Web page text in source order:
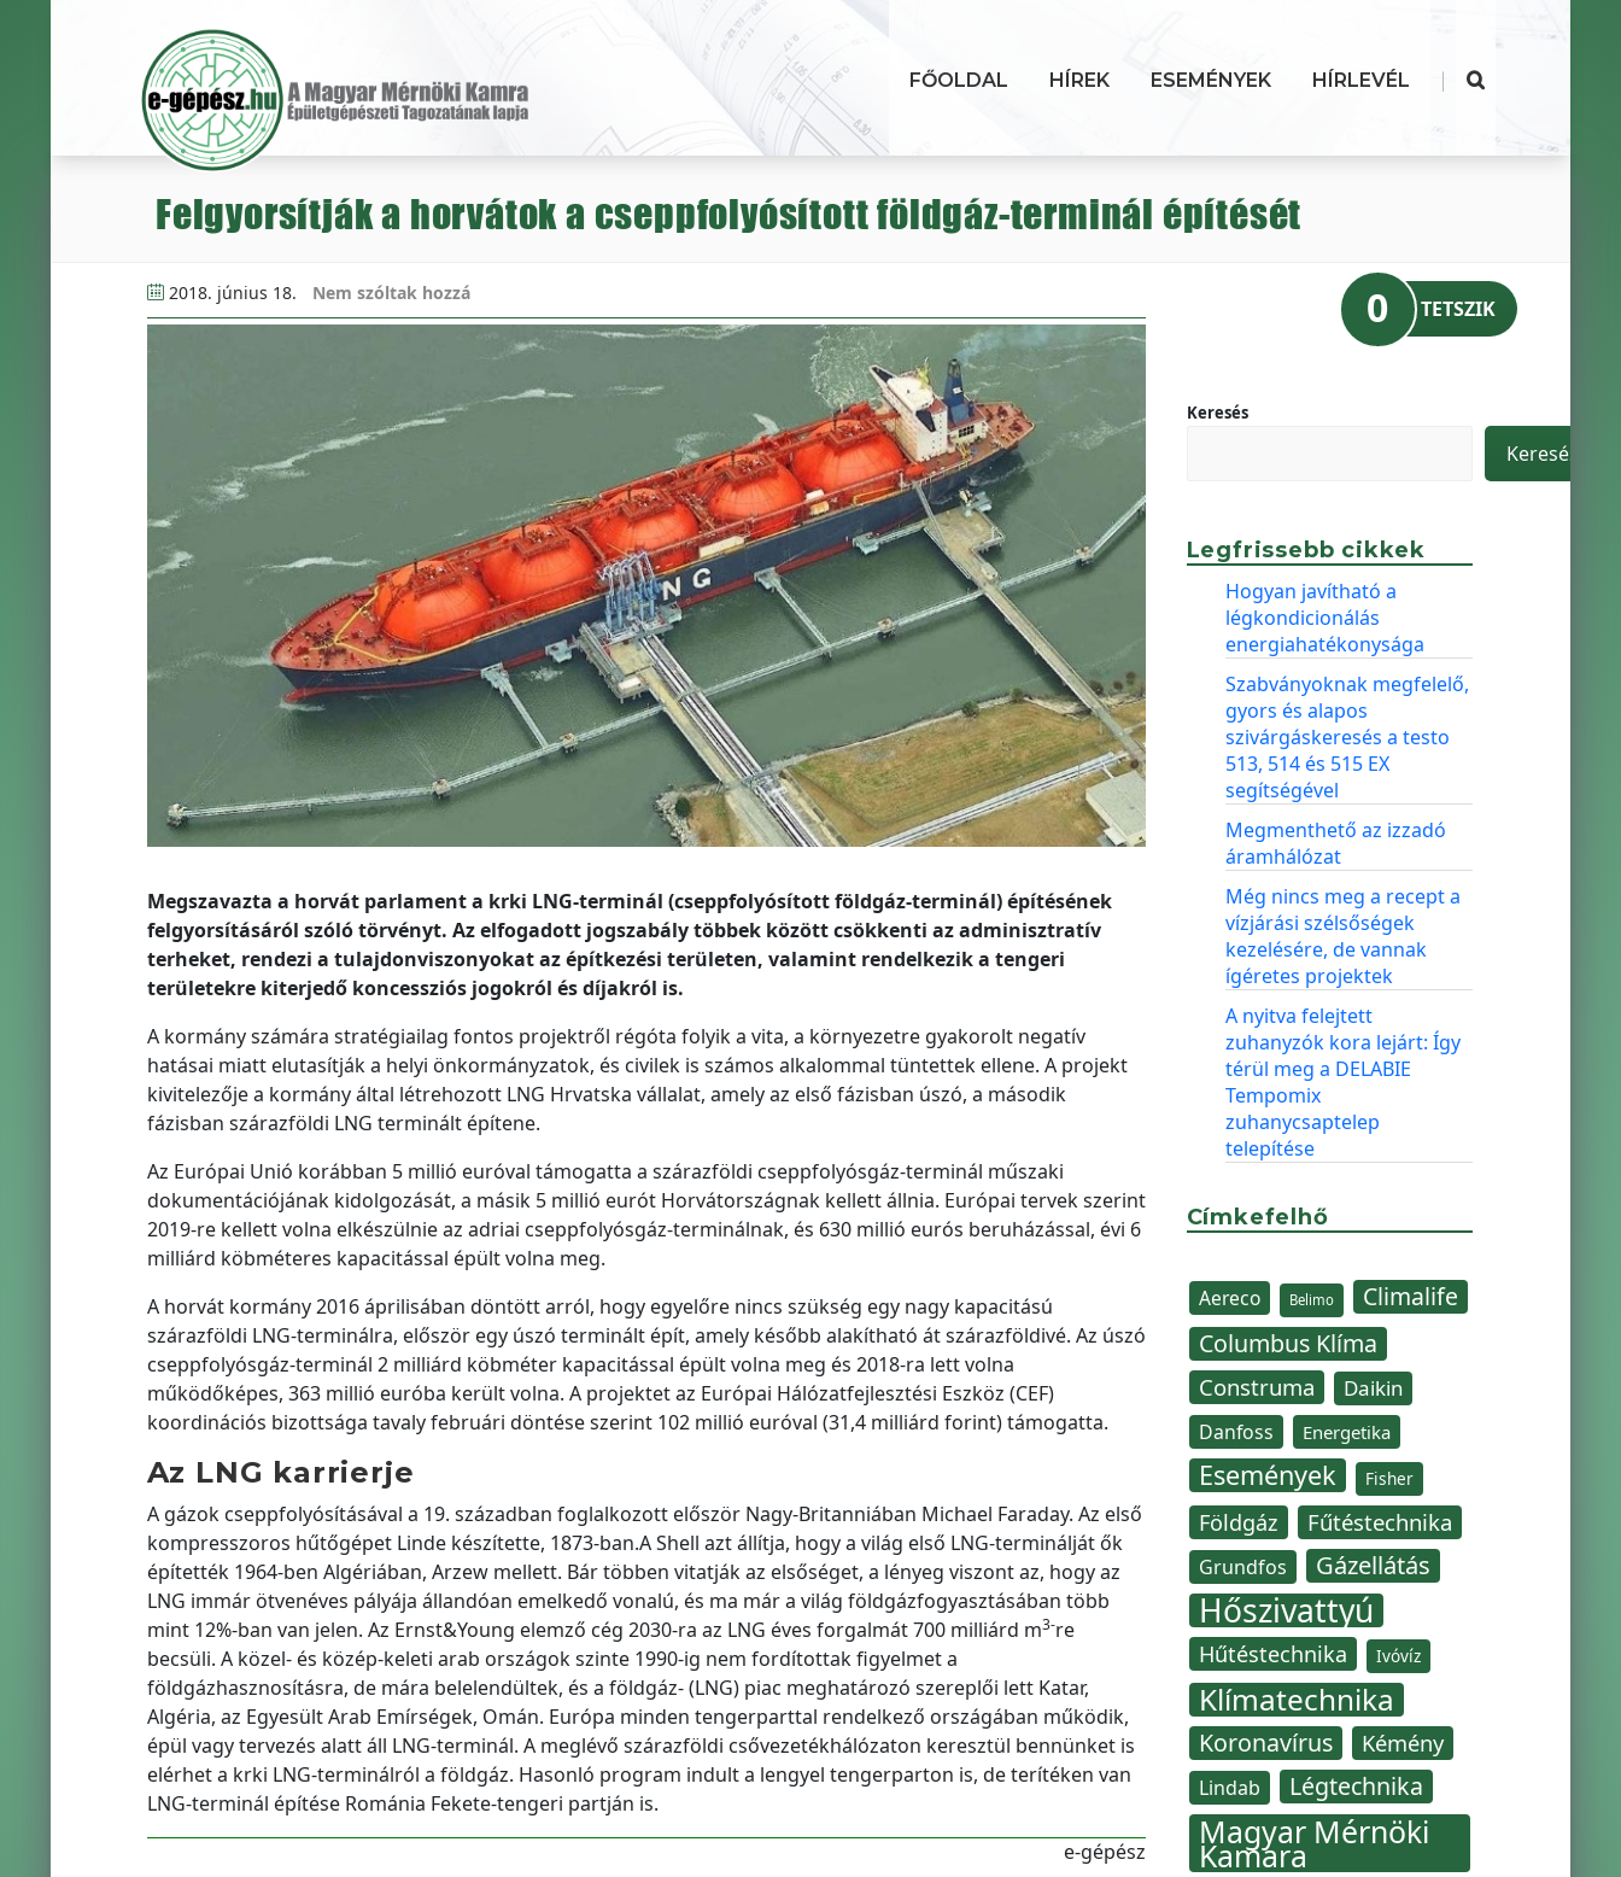
FŐOLDAL HÍREK ESEMÉNYEK HÍRLEVÉL |
Felgyorsítják a horvátok a cseppfolyósított földgáz-terminál építését
2018. június 18. Nem szóltak hozzá
Megszavazta a horvát parlament a krki LNG-terminál (cseppfolyósított földgáz-terminál) építésének
felgyorsításáról szóló törvényt. Az elfogadott jogszabály többek között csökkenti az adminisztratív
terheket, rendezi a tulajdonviszonyokat az építkezési területen, valamint rendelkezik a tengeri
területekre kiterjedő koncessziós jogokról és díjakról is.
A kormány számára stratégiailag fontos projektről régóta folyik a vita, a környezetre gyakorolt negatív
hatásai miatt elutasítják a helyi önkormányzatok, és civilek is számos alkalommal tüntettek ellene. A projekt
kivitelezője a kormány által létrehozott LNG Hrvatska vállalat, amely az első fázisban úszó, a második
fázisban szárazföldi LNG terminált építene.
Az Európai Unió korábban 5 millió euróval támogatta a szárazföldi cseppfolyósgáz-terminál műszaki
dokumentációjának kidolgozását, a másik 5 millió eurót Horvátországnak kellett állnia. Európai tervek szerint
2019-re kellett volna elkészülnie az adriai cseppfolyósgáz-terminálnak, és 630 millió eurós beruházással, évi 6
milliárd köbméteres kapacitással épült volna meg.
A horvát kormány 2016 áprilisában döntött arról, hogy egyelőre nincs szükség egy nagy kapacitású
szárazföldi LNG-terminálra, először egy úszó terminált épít, amely később alakítható át szárazföldivé. Az úszó
cseppfolyósgáz-terminál 2 milliárd köbméter kapacitással épült volna meg és 2018-ra lett volna
működőképes, 363 millió euróba került volna. A projektet az Európai Hálózatfejlesztési Eszköz (CEF)
koordinációs bizottsága tavaly februári döntése szerint 102 millió euróval (31,4 milliárd forint) támogatta.
Az LNG karrierje
A gázok cseppfolyósításával a 19. században foglalkozott először Nagy-Britanniában Michael Faraday. Az első
kompresszoros hűtőgépet Linde készítette, 1873-ban.A Shell azt állítja, hogy a világ első LNG-terminálját ők
építették 1964-ben Algériában, Arzew mellett. Bár többen vitatják az elsőséget, a lényeg viszont az, hogy az
LNG immár ötvenéves pályája állandóan emelkedő vonalú, és ma már a világ földgázfogyasztásában több
mint 12%-ban van jelen. Az Ernst&Young elemző cég 2030-ra az LNG éves forgalmát 700 milliárd m3-re
becsüli. A közel- és közép-keleti arab országok szinte 1990-ig nem fordítottak figyelmet a
földgázhasznosításra, de mára belelendültek, és a földgáz- (LNG) piac meghatározó szereplői lett Katar,
Algéria, az Egyesült Arab Emírségek, Omán. Európa minden tengerparttal rendelkező országában működik,
épül vagy tervezés alatt áll LNG-terminál. A meglévő szárazföldi csővezetékhálózaton keresztül bennünket is
elérhet a krki LNG-terminálról a földgáz. Hasonló program indult a lengyel tengerparton is, de terítéken van
LNG-terminál építése Románia Fekete-tengeri partján is.
e-gépész
0 TETSZIK
Keresés
Keresés
Legfrissebb cikkek
Hogyan javítható a
légkondicionálás
energiahatékonysága
Szabványoknak megfelelő,
gyors és alapos
szivárgáskeresés a testo
513, 514 és 515 EX
segítségével
Megmenthető az izzadó
áramhálózat
Még nincs meg a recept a
vízjárási szélsőségek
kezelésére, de vannak
ígéretes projektek
A nyitva felejtett
zuhanyzók kora lejárt: Így
térül meg a DELABIE
Tempomix
zuhanycsaptelep
telepítése
Címkefelhő
Aereco Belimo
Climalife
Columbus Klíma
Construma Daikin
Danfoss Energetika
Események Fisher
Földgáz Fűtéstechnika
Grundfos Gázellátás
Hőszivattyú
Hűtéstechnika Ivóvíz
Klímatechnika
Koronavírus Kémény
Lindab Légtechnika
Magyar Mérnöki
Kamara